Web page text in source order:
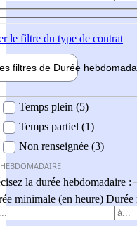
le filtre du type de contrat
filtres de Durée hebdo
Temps plein (5)
Temps partiel (1)
Non renseignée (3)
la durée hebdomadaire :
minimale (en heure) Durée